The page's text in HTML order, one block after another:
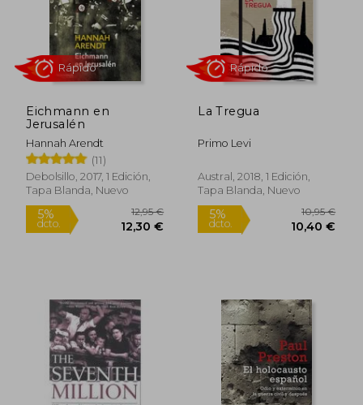
5%
dcto.
5%
Eichmann en
Jerusalén
Hannah Arendt
(11)
Debolsillo, 2017, 1 Edición,
Tapa Blanda, Nuevo
La Tregua
Primo Levi
Austral, 2018, 1 Edición,
Tapa Blanda, Nuevo